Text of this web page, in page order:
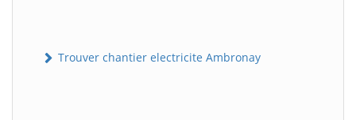
Trouver chantier electricite Ambronay